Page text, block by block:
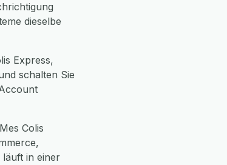
dieselbe
Express,
schalten Sie
Colis
in einer